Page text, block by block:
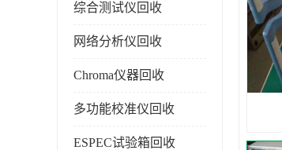
综合测试仪回收
网络分析仪回收
Chroma仪器回收
多功能校准仪回收
ESPEC试验箱回收